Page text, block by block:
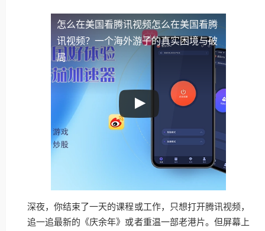
怎么在美国看腾讯视频怎么在美国看腾
讯视频？一个海外游子的真实困境与破
局
深夜，你结束了一天的课程或工作，只想打开腾讯视频，
追一追最新的《庆余年》或者重温一部老港片。但屏幕上